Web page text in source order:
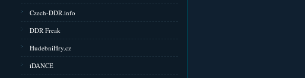
Czech-DDR.info
DDR Freak
HudebniHry.cz
iDANCE